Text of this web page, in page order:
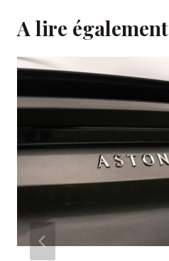
A lire également